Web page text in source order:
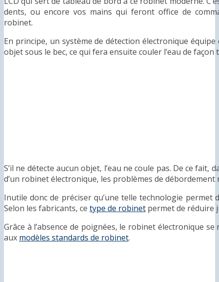
dents, ou encore vos mains qui feront office de
robinet.
En principe, un système de détection électronique
objet sous le bec, ce qui fera ensuite couler l’eau de
S’il ne détecte aucun objet, l’eau ne coule pas. De ce fait,
d’un robinet électronique, les problèmes de débordement
Inutile donc de préciser qu’une telle technologie permet
Selon les fabricants, ce type de robinet permet de réduire
Grâce à l’absence de poignées, le robinet électronique
aux modèles standards de robinet.